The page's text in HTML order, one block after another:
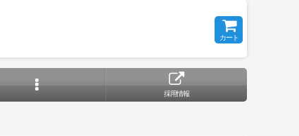
カート
採用情報